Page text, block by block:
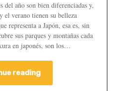
del año son bien diferenciadas y,
verano tienen su belleza
representa a Japón, esa es, sin
sus parques y montañas cada
en japonés, son los…
reading